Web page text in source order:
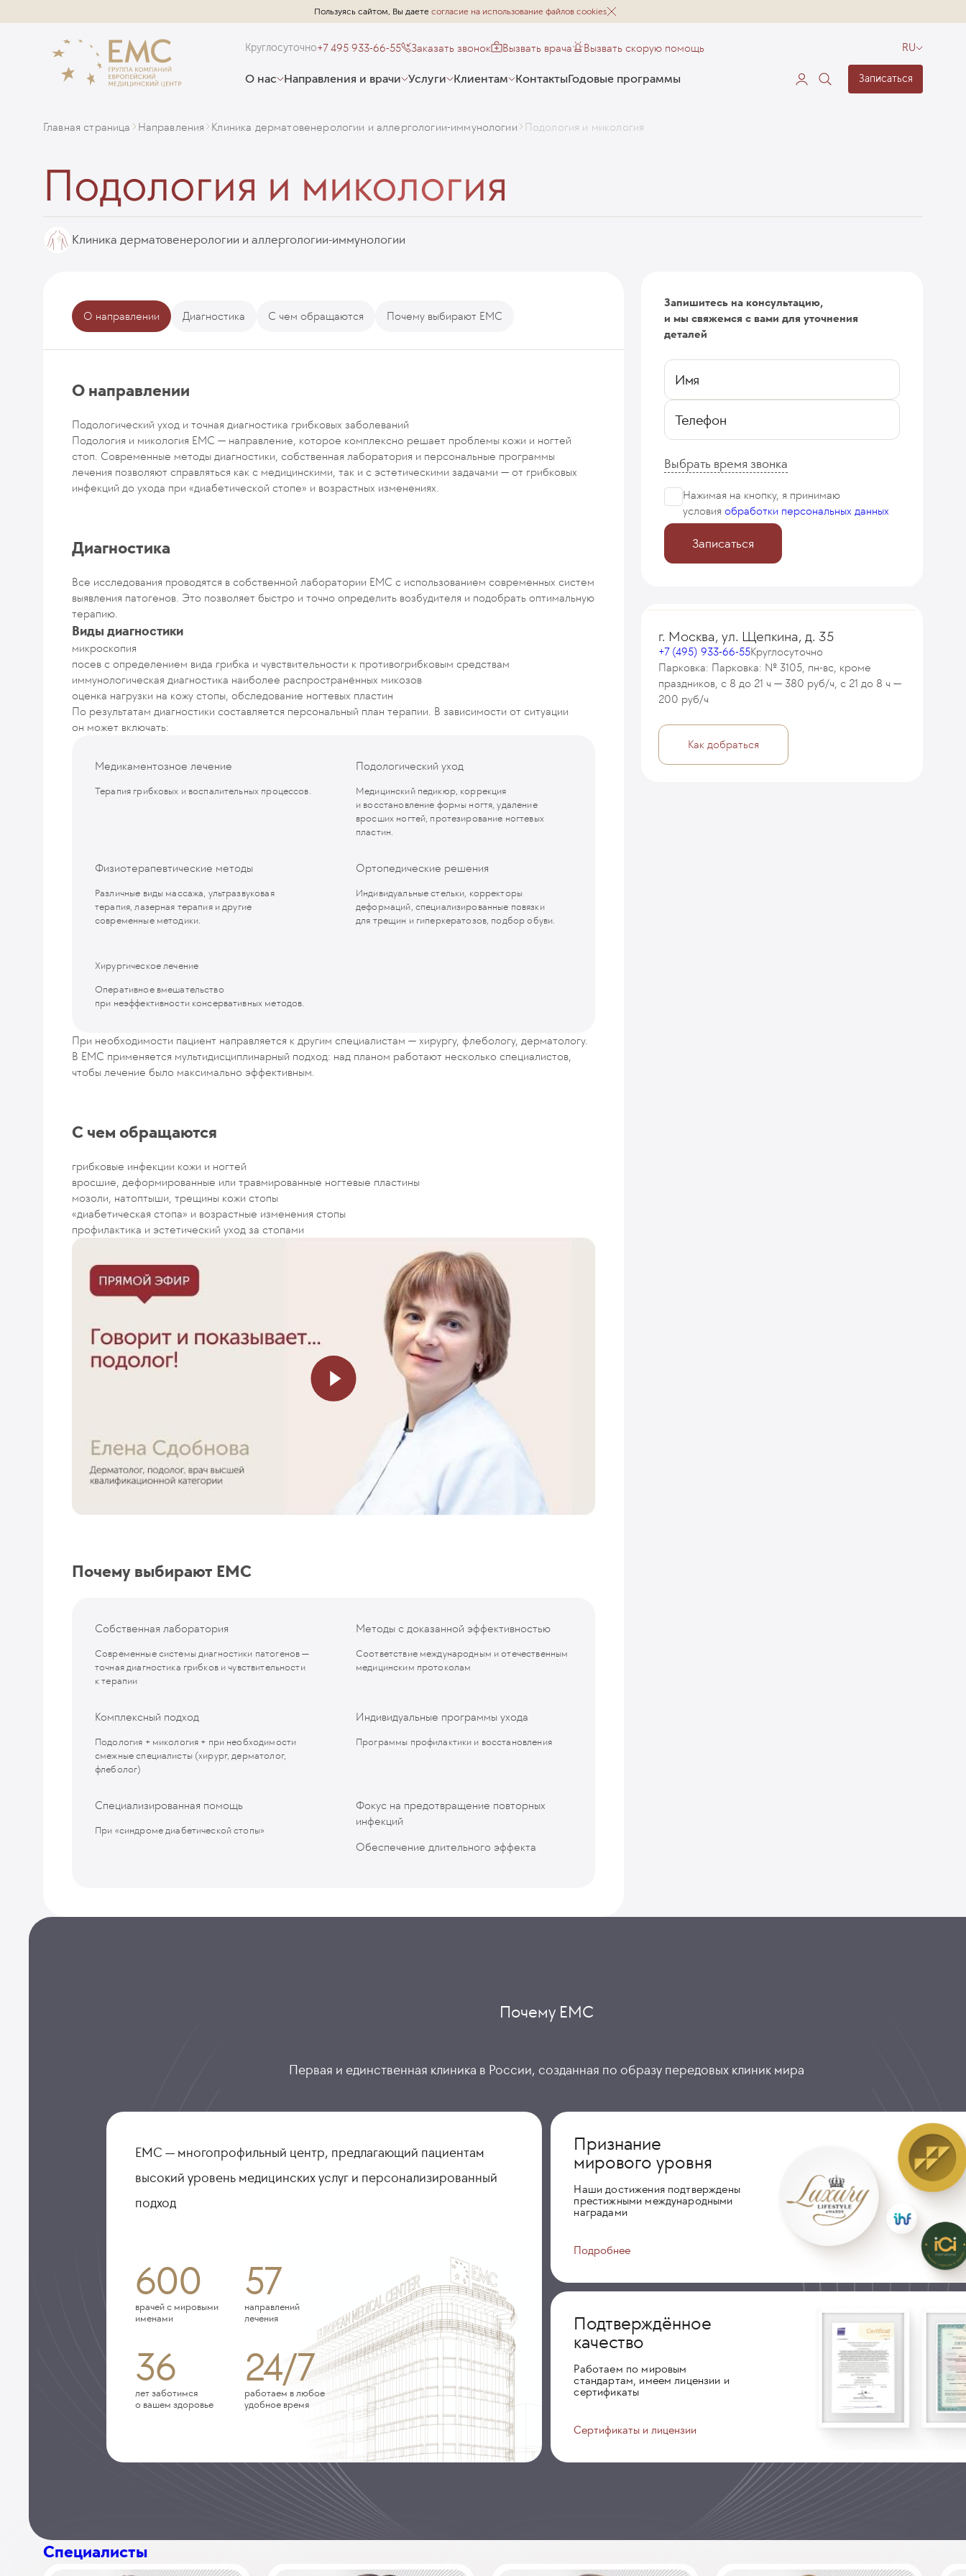
Пользуясь сайтом, Вы даете согласие на использование файлов cookies
Круглосуточно+7 495 933-66-55 Заказать звонок Вызвать врача Вызвать скорую помощь RU
О нас Направления и врачи Услуги Клиентам КонтактыГодовые программы Записаться
Главная страница Направления Клиника дерматовенерологии и аллергологии-иммунологии Подология и микология
Подология и микология
Клиника дерматовенерологии и аллергологии-иммунологии
О направлении Диагностика С чем обращаются Почему выбирают EMC
О направлении
Подологический уход и точная диагностика грибковых заболеваний
Подология и микология EMC — направление, которое комплексно решает проблемы кожи и ногтей
стоп. Современные методы диагностики, собственная лаборатория и персональные программы
лечения позволяют справляться как с медицинскими, так и с эстетическими задачами — от грибковых
инфекций до ухода при «диабетической стопе» и возрастных изменениях.
Диагностика
Все исследования проводятся в собственной лаборатории EMC с использованием современных систем
выявления патогенов. Это позволяет быстро и точно определить возбудителя и подобрать оптимальную
терапию.
Виды диагностики
микроскопия
посев с определением вида грибка и чувствительности к противогрибковым средствам
иммунологическая диагностика наиболее распространённых микозов
оценка нагрузки на кожу стопы, обследование ногтевых пластин
По результатам диагностики составляется персональный план терапии. В зависимости от ситуации
он может включать:
Медикаментозное лечение
Терапия грибковых и воспалительных процессов.
Подологический уход
Медицинский педикюр, коррекция
и восстановление формы ногтя, удаление
вросших ногтей, протезирование ногтевых
пластин.
Физиотерапевтические методы
Различные виды массажа, ультразвуковая
терапия, лазерная терапия и другие
современные методики.
Ортопедические решения
Индивидуальные стельки, корректоры
деформаций, специализированные повязки
для трещин и гиперкератозов, подбор обуви.
Хирургическое лечение
Оперативное вмешательство
при неэффективности консервативных методов.
При необходимости пациент направляется к другим специалистам — хирургу, флебологу, дерматологу.
В EMC применяется мультидисциплинарный подход: над планом работают несколько специалистов,
чтобы лечение было максимально эффективным.
С чем обращаются
грибковые инфекции кожи и ногтей
вросшие, деформированные или травмированные ногтевые пластины
мозоли, натоптыши, трещины кожи стопы
«диабетическая стопа» и возрастные изменения стопы
профилактика и эстетический уход за стопами
Почему выбирают EMC
Собственная лаборатория
Cовременные системы диагностики патогенов —
точная диагностика грибков и чувствительности
к терапии
Методы с доказанной эффективностью
Cоответствие международным и отечественным
медицинским протоколам
Комплексный подход
Подология + микология + при необходимости
смежные специалисты (хирург, дерматолог,
флеболог)
Индивидуальные программы ухода
Программы профилактики и восстановления
Специализированная помощь
При «синдроме диабетической стопы»
Фокус на предотвращение повторных
инфекций
Обеспечение длительного эффекта
Запишитесь на консультацию,
и мы свяжемся с вами для уточнения
деталей
Имя
Телефон
Выбрать время звонка
Нажимая на кнопку, я принимаю
условия обработки персональных данных
Записаться
г. Москва, ул. Щепкина, д. 35
+7 (495) 933-66-55Круглосуточно
Парковка: Парковка: № 3105, пн-вс, кроме
праздников, с 8 до 21 ч — 380 руб/ч, с 21 до 8 ч —
200 руб/ч
Как добраться
Почему ЕМС
Первая и единственная клиника в России, созданная по образу передовых клиник мира
ЕМС — многопрофильный центр, предлагающий пациентам
высокий уровень медицинских услуг и персонализированный
подход
600
врачей с мировыми
именами
57
направлений
лечения
36
лет заботимся
о вашем здоровье
24/7
работаем в любое
удобное время
Признание
мирового уровня
Наши достижения подтверждены
престижными международными
наградами
Подробнее
Подтверждённое
качество
Работаем по мировым
стандартам, имеем лицензии и
сертификаты
Сертификаты и лицензии
Специалисты